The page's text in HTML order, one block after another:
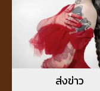
ส่งข่าว